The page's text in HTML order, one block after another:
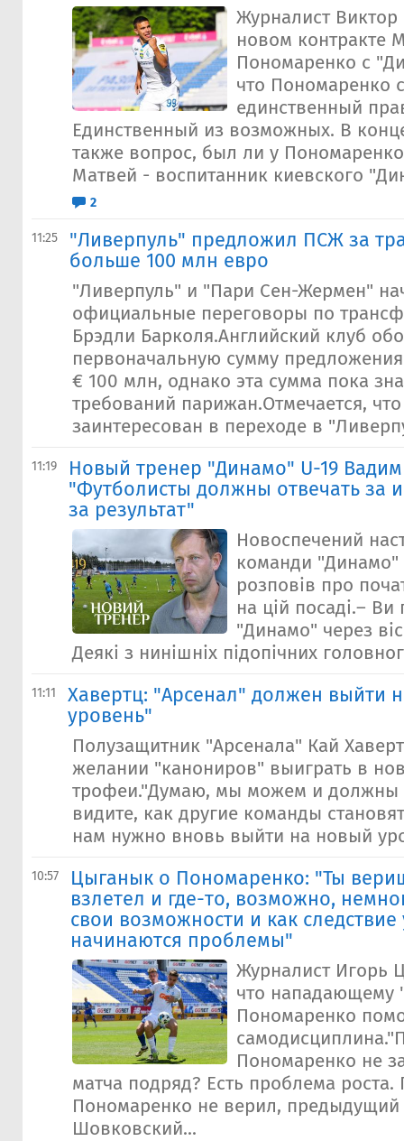
Журналист Виктор
новом контракте
Пономаренко с
что Пономаренко
единственный
Единственный из возможных. В
также вопрос, был ли у
Матвей - воспитанник киевского
2
11:25
"Ливерпуль" предложил ПСЖ за
больше 100 млн евро
"Ливерпуль" и "Пари Сен-Жермен"
официальные переговоры по
Брэдли Барколя.Английский клуб
первоначальную сумму
€ 100 млн, однако эта сумма пока
требований парижан.Отмечается,
заинтересован в переходе в
11:19
Новый тренер "Динамо" U-19
"Футболисты должны отвечать за
за результат"
Новоспечений
команди
розповів про
на цій посаді.–
"Динамо" через
Деякі з нинішніх підопічних
11:11
Хавертц: "Арсенал" должен выйти
уровень"
Полузащитник "Арсенала" Кай
желании "канониров" выиграть в
трофеи."Думаю, мы можем и должны
видите, как другие команды
нам нужно вновь выйти на новый
10:57
Цыганык о Пономаренко: "Ты
взлетел и где-то, возможно,
свои возможности и как следствие
начинаются проблемы"
Журналист Игорь
что
Пономаренко
Пономаренко не
матча подряд? Есть проблема роста.
Пономаренко не верил, предыдущий
Шовковский...